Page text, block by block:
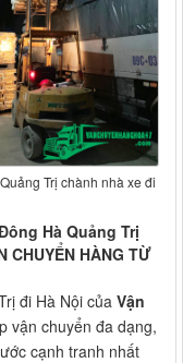
Trị chành nhà xe đi
Hà Quảng Trị
CHUYỂN HÀNG TỪ
đi Hà Nội của Vận
vận chuyển đa dạng,
cạnh tranh nhất